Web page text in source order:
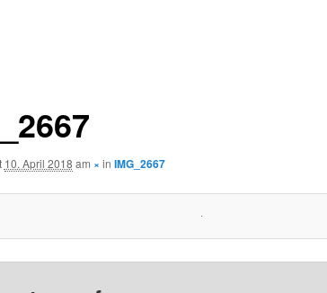
10. April 2018 am × in IMG_2667